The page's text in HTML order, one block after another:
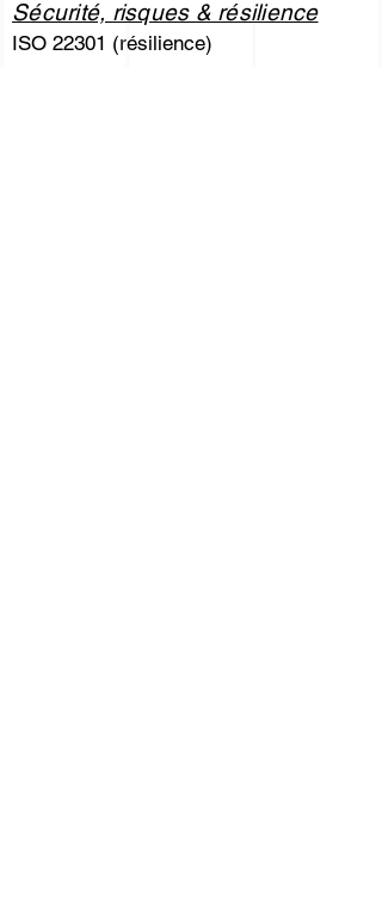
Sécurité, risques & résilience
ISO 22301 (résilience)